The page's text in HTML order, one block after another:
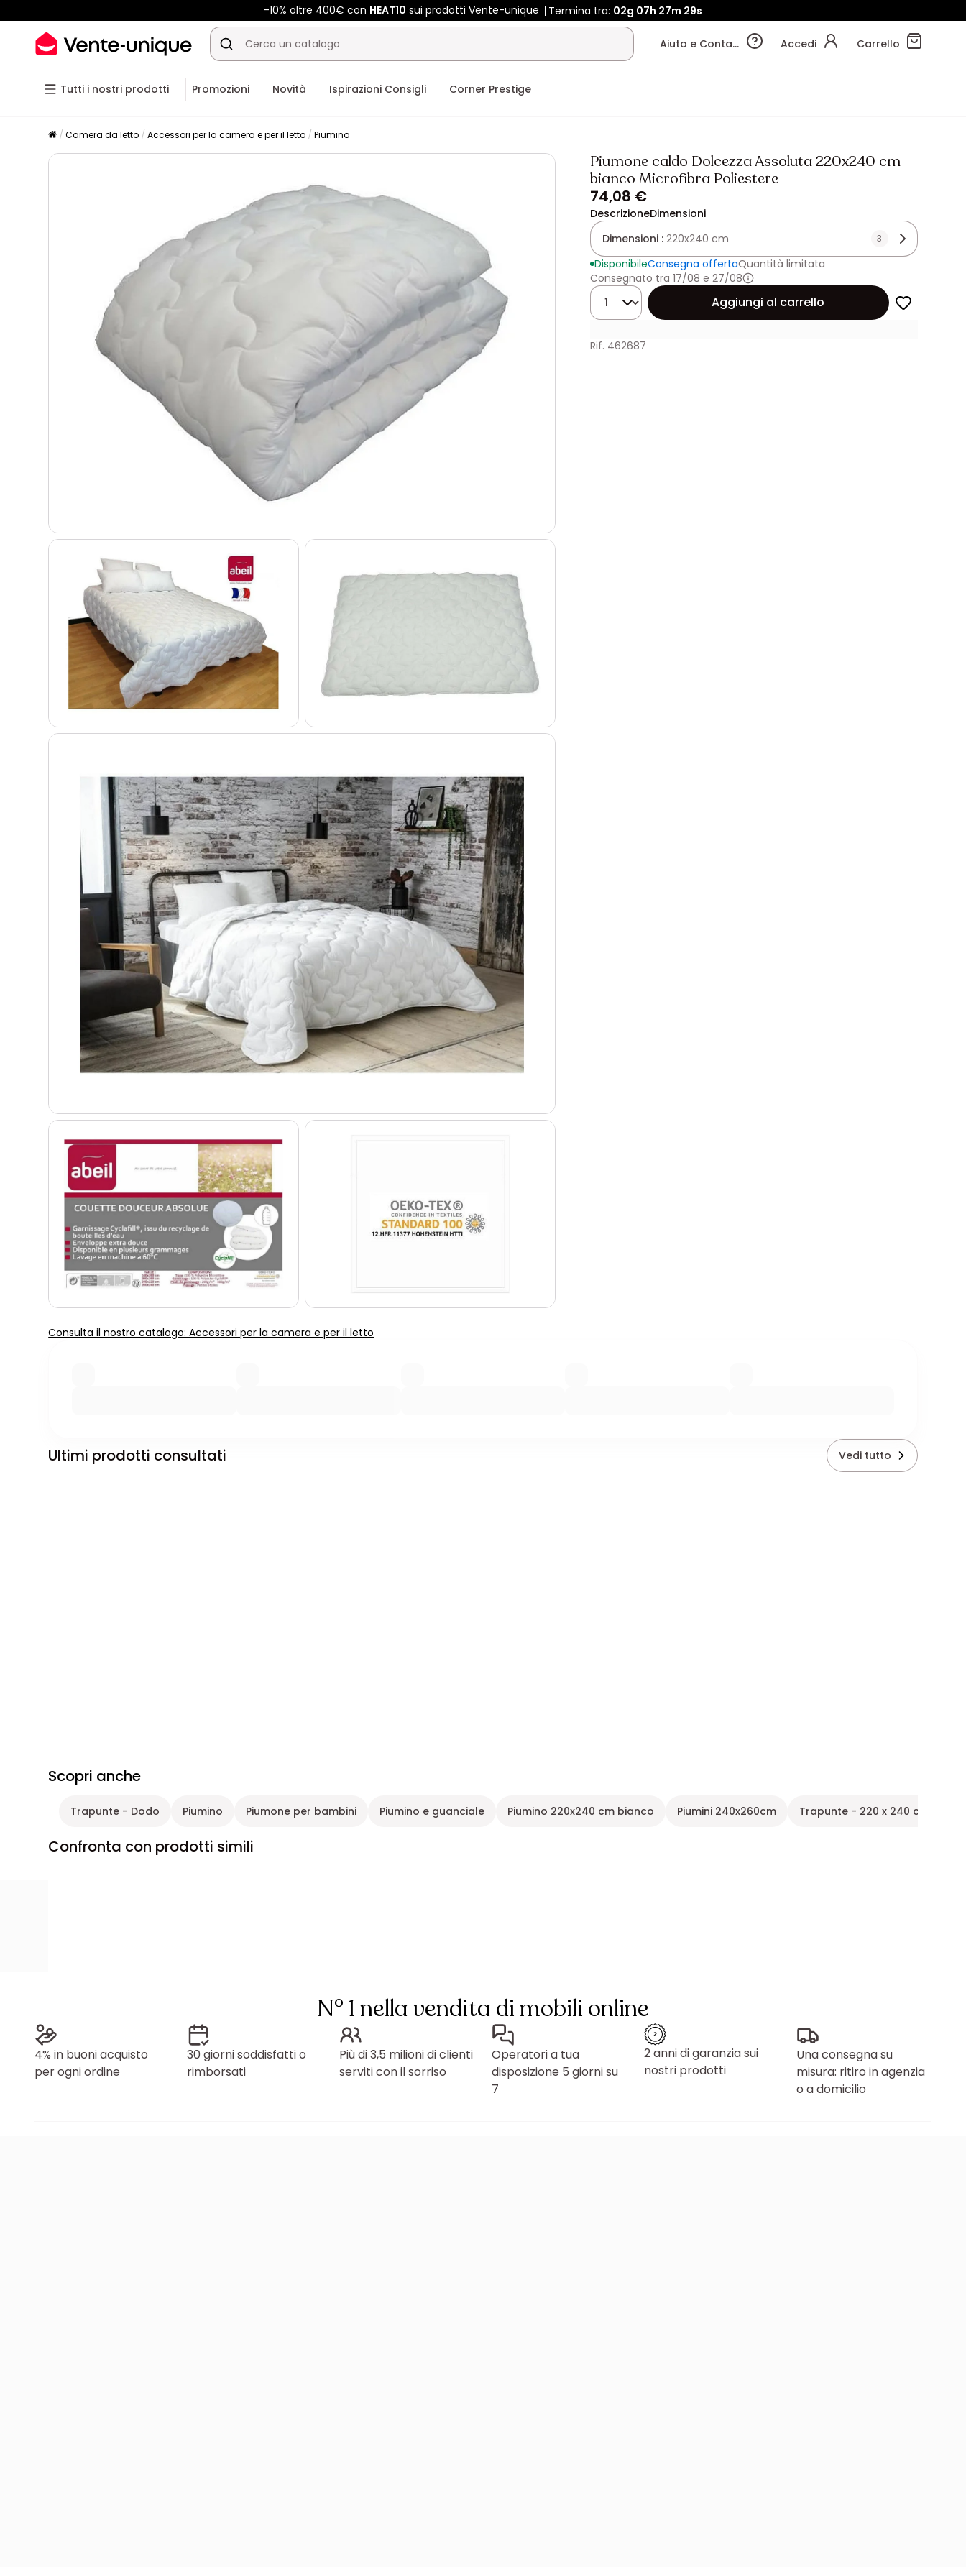
-10% oltre 400€ con HEAT10 sui prodotti Vente-unique Termina tra: 02g 07h 27m 27s
Aiuto e Contatti Accedi Carrello
Tutti i nostri prodotti Promozioni Novità Ispirazioni Consigli Corner Prestige
Camera da letto Accessori per la camera e per il letto Piumino
Piumone caldo Dolcezza Assoluta 220x240 cm
bianco Microfibra Poliestere
74,08 €
DescrizioneDimensioni
Dimensioni : 220x240 cm 3
DisponibileConsegna offertaQuantità limitata
Consegnato tra 17/08 e 27/08
Quantità
Aggiungi al carrello
Rif. 462687
Consulta il nostro catalogo: Accessori per la camera e per il letto
Ultimi prodotti consultati Vedi tutto
Scopri anche
Trapunte - Dodo Piumino Piumone per bambini Piumino e guanciale Piumino 220x240 cm bianco Piumini 240x260cm Trapunte - 220 x 240 cm (2
Confronta con prodotti simili
N° 1 nella vendita di mobili online
4% in buoni acquisto
per ogni ordine
30 giorni soddisfatti o
rimborsati
Più di 3,5 milioni di clienti
serviti con il sorriso
Operatori a tua
disposizione 5 giorni su
7
2 anni di garanzia sui
nostri prodotti
Una consegna su
misura: ritiro in agenzia
o a domicilio